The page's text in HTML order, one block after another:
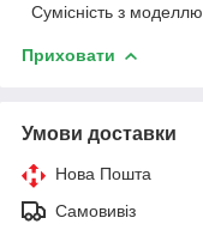
Сумісність з моделлю
Приховати
Умови доставки
Нова Пошта
Самовивіз